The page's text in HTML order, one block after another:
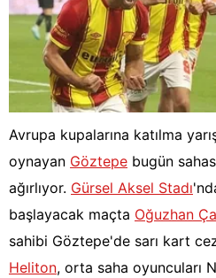
Avrupa kupalarına katılma
oynayan Göztepe bugün
ağırlıyor. Gürsel Aksel Stadı
başlayacak maçta Oğuzhan
sahibi Göztepe'de sarı kart
Heliton, orta saha oyuncuları